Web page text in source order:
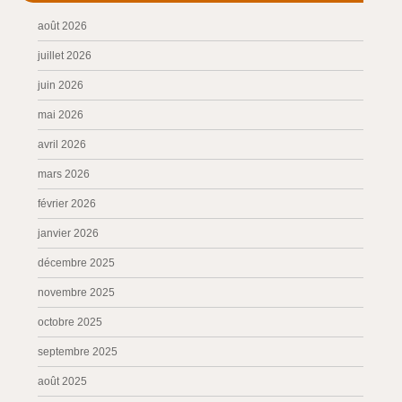
août 2026
juillet 2026
juin 2026
mai 2026
avril 2026
mars 2026
février 2026
janvier 2026
décembre 2025
novembre 2025
octobre 2025
septembre 2025
août 2025